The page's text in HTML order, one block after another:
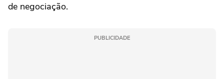
de negociação.
PUBLICIDADE